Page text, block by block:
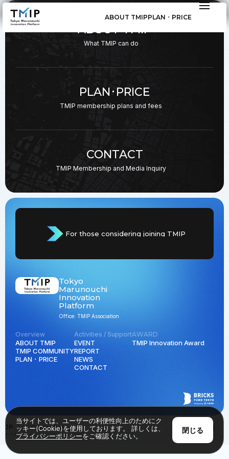
ABOUT TMIPPLAN ･ PRICE
ABOUT TMIP
What TMIP can do
PLAN･PRICE
TMIP membership plans and fees
CONTACT
TMIP Membership and Media Inquiry
For those considering joining TMIP
Tokyo
Marunouchi
Innovation
Platform
Office: TMIP Association
Overview
ABOUT TMIP
TMIP COMMUNITY
PLAN ･ PRICE
Activities / Support
EVENT
REPORT
NEWS
CONTACT
AWARD
TMIP Innovation Award
JP ENPrivacy Policy
© Tokyo Marunouchi Innovation Platform all rights reserved.
Back to Top
当サイトでは、ユーザーの利便性向上のためにク
ッキー(Cookie)を使用しております。 詳しくは、
プライバシーポリシーをご確認ください。
閉じる